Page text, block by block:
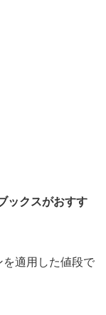
ックスがおすす
を適用した値段で